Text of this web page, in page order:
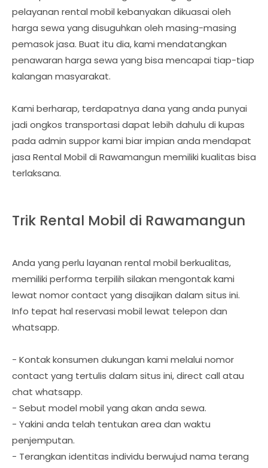
pelayanan rental mobil kebanyakan dikuasai oleh
harga sewa yang disuguhkan oleh masing-masing
pemasok jasa. Buat itu dia, kami mendatangkan
penawaran harga sewa yang bisa mencapai tiap-tiap
kalangan masyarakat.
Kami berharap, terdapatnya dana yang anda punyai
jadi ongkos transportasi dapat lebih dahulu di kupas
pada admin suppor kami biar impian anda mendapat
jasa Rental Mobil di Rawamangun memiliki kualitas bisa
terlaksana.
Trik Rental Mobil di Rawamangun
Anda yang perlu layanan rental mobil berkualitas,
memiliki performa terpilih silakan mengontak kami
lewat nomor contact yang disajikan dalam situs ini.
Info tepat hal reservasi mobil lewat telepon dan
whatsapp.
- Kontak konsumen dukungan kami melalui nomor
contact yang tertulis dalam situs ini, direct call atau
chat whatsapp.
- Sebut model mobil yang akan anda sewa.
- Yakini anda telah tentukan area dan waktu
penjemputan.
- Terangkan identitas individu berwujud nama terang